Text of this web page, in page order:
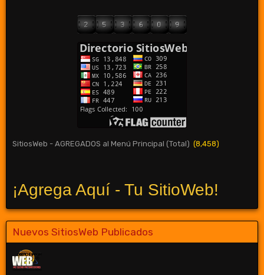
SitiosWeb - AGREGADOS al Menú Principal (Total) (8,458)
¡Agrega Aquí - Tu SitioWeb!
Nuevos SitiosWeb Publicados